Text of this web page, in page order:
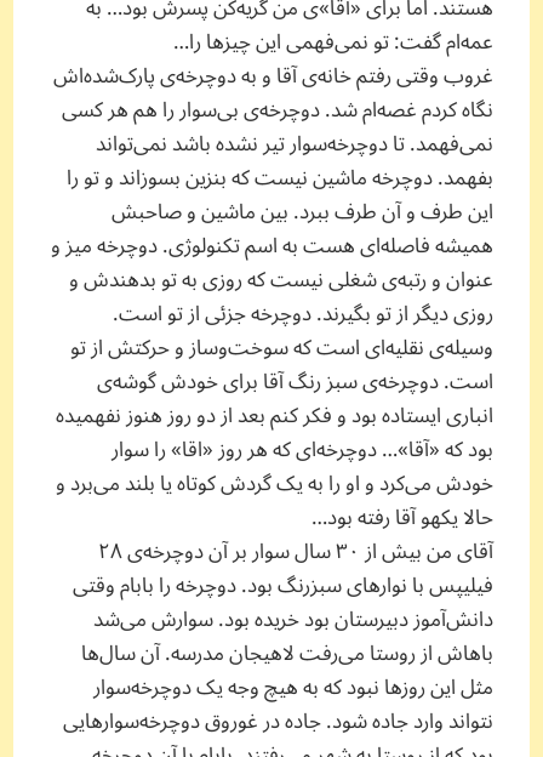
عمه‌ام گفت: تو نمی‌فهمی این‌ چیزها را…
غروب وقتی رفتم خانه‌ی آقا و به دوچرخه‌ی پارک‌شده‌اش
نگاه کردم غصه‌ام شد. دوچرخه‌ی بی‌سوار را هم هر کسی
نمی‌فهمد. تا دوچرخه‌سوار تیر نشده باشد نمی‌تواند
بفهمد. دوچرخه ماشین نیست که بنزین بسوزاند و تو را
این طرف و آن طرف ببرد. بین ماشین و صاحبش
همیشه فاصله‌ای هست به اسم تکنولوژی. دوچرخه میز و
عنوان و رتبه‌ی شغلی نیست که روزی به تو بدهندش و
روزی دیگر از تو بگیرند. دوچرخه جزئی از تو است.
وسیله‌ی نقلیه‌ای است که سوخت‌و‌ساز و حرکتش از تو
است. دوچرخه‌ی سبز رنگ آقا برای خودش گوشه‌ی
انباری ایستاده بود و فکر کنم بعد از دو روز هنوز نفهمیده
بود که «آقا»… دوچرخه‌ای که هر روز «اقا» را سوار
خودش می‌کرد و او را به یک گردش کوتاه یا بلند می‌برد و
حالا یکهو آقا رفته بود…
آقای من بیش از ۳۰ سال سوار بر آن دوچرخه‌ی ۲۸
فیلیپس با نوارهای سبزرنگ بود. دوچرخه را بابام وقتی
دانش‌آموز دبیرستان بود خریده بود. سوارش می‌شد
باهاش از روستا می‌رفت لاهیجان مدرسه. آن سال‌ها
مثل این روزها نبود که به هیچ وجه یک دوچرخه‌سوار
نتواند وارد جاده شود. جاده در غوروق دوچرخه‌سوارهایی